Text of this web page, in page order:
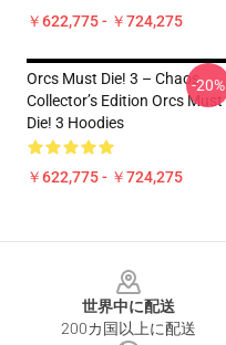
￥622,775 - ￥724,275
Orcs Must Die! 3 – Chaos
Collector’s Edition Orcs Must
Die! 3 Hoodies
￥622,775 - ￥724,275
-20%
世界中に配送
200カ国以上に配送